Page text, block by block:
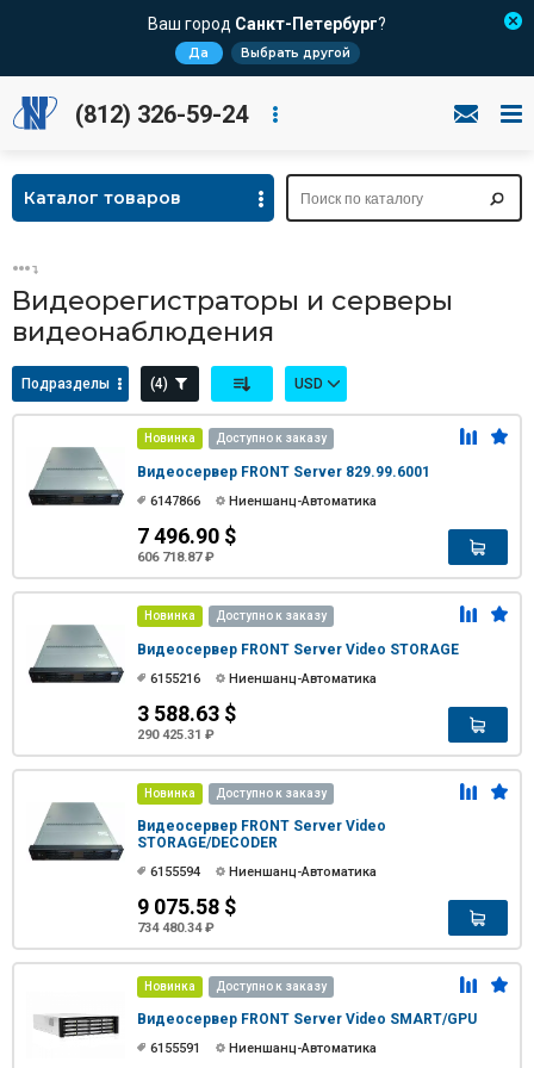
Ваш город Санкт-Петербург?
Да Выбрать другой
(812) 326-59-24
Каталог товаров
Видеорегистраторы и серверы
видеонаблюдения
Подразделы (4) USD
Новинка Доступно к заказу
Видеосервер FRONT Server 829.99.6001
6147866 Ниеншанц-Автоматика
7 496.90 $
606 718.87 ₽
Новинка Доступно к заказу
Видеосервер FRONT Server Video STORAGE
6155216 Ниеншанц-Автоматика
3 588.63 $
290 425.31 ₽
Новинка Доступно к заказу
Видеосервер FRONT Server Video
STORAGE/DECODER
6155594 Ниеншанц-Автоматика
9 075.58 $
734 480.34 ₽
Новинка Доступно к заказу
Видеосервер FRONT Server Video SMART/GPU
6155591 Ниеншанц-Автоматика